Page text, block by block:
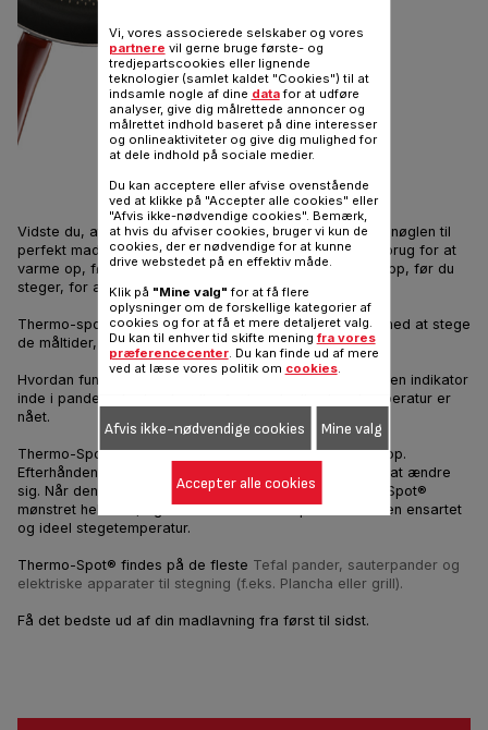
Vidste du, at en passende forvarmning af din pande er nøglen til
perfekt madlavning? På samme måde som en ovn har brug for at
varme op, før du bager, skal du også varme en pande op, før du
steger, for at få det bedste resultat.
Thermo-spot® har en varmeindikator, der hjælper dig med at stege
de måltider, som dine kære holder af, helt perfekt.
Hvordan fungerer det? Det er meget enkelt. Der sidder en indikator
inde i panden, der lyset rødt, når den ideelle stegetemperatur er
nået.
Thermo-Spot® mønstret er helt tydeligt, før du varmer op.
Efterhånden som panden bliver varm, begynder farven at ændre
sig. Når den ideelle temperatur er nået, bliver Thermo-Spot®
mønstret helt rødt, og du kan være sikker på at du har en ensartet
og ideel stegetemperatur.
Thermo-Spot® findes på de fleste Tefal pander, sauterpander og
elektriske apparater til stegning (f.eks. Plancha eller grill).
Få det bedste ud af din madlavning fra først til sidst.
Vi, vores associerede selskaber og vores
partnere vil gerne bruge første- og
tredjepartscookies eller lignende
teknologier (samlet kaldet "Cookies") til at
indsamle nogle af dine datafor at udføre
analyser, give dig målrettede annoncer og
målrettet indhold baseret på dine interesser
og onlineaktiviteter og give dig mulighed for
at dele indhold på sociale medier.
Du kan acceptere eller afvise ovenstående
ved at klikke på "Accepter alle cookies" eller
"Afvis ikke-nødvendige cookies". Bemærk,
at hvis du afviser cookies, bruger vi kun de
cookies, der er nødvendige for at kunne
drive webstedet på en effektiv måde.
Klik på "Mine valg" for at få flere
oplysninger om de forskellige kategorier af
cookies og for at få et mere detaljeret valg.
Du kan til enhver tid skifte mening fra vores
præferencecenter. Du kan finde ud af mere
ved at læse vores politik om cookies.
Afvis ikke-nødvendige cookies Mine valg
Accepter alle cookies